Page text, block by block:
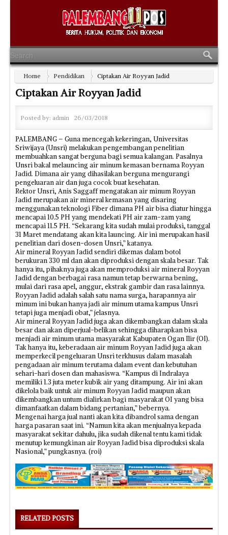
Home Pendidikan Ciptakan Air Royyan Jadid
Ciptakan Air Royyan Jadid
Posted by: admin 26/03/2018
PALEMBANG – Guna mencegah kekeringan, Universitas
Sriwijaya (Unsri) melakukan pengembangan penelitian
membuahkan sangat berguna bagi semua kalangan. Pasalnya
Unsri bakal melauncing air minum kemasan bernama Royyan
Jadid. Dimana air yang dihasilakan berguna mengurangi
pengeluaran air dan juga cocok buat kesehatan.
Rektor Unsri, Anis Saggaff mengatakan air minum Royyan
Jadid merupakan air mineral kemasan yang disaring
menggunakan teknologi Fiber dimana PH air bisa diatur hingga
mencapai 10.5 PH yang mendekati PH air zam-zam yang
mencapai 11.5 PH. “Sekarang kita sudah mulai produksi, tanggal
31 Maret mendatang akan kita launcing. Air ini merupakan hasil
penelitian dari dosen-dosen Unsri,” katanya.
Air mineral Royyan Jadid sendiri dikemas dalam botol
berukuran 330 ml dan akan diproduksi dengan skala besar. Tak
hanya itu, pihaknya juga akan memproduksi air mineral Royyan
Jadid dengan berbagai rasa namun tetap berwarna bening,
mulai dari rasa apel, anggur, ekstrak gambir dan rasa lainnya.
Royyan Jadid adalah salah satu nama surga, harapannya air
minum ini bukan hanya jadi air minum utama kampus Unsri
tetapi juga menjadi obat,” jelasnya.
Air mineral Royyan Jadid juga akan dikembangkan dalam skala
besar dan akan diperjual-belikan sehingga diharapkan bisa
menjadi air minum utama masyarakat Kabupaten Ogan Ilir (OI).
Tak hanya itu, keberadaan air minum Royyan Jadid juga akan
memperkecil pengeluaran Unsri terkhusus dalam masalah
pengadaan air minum terutama dalam event dan kebutuhan
sehari-hari dosen dan mahasiswa. “Kampus di Indralaya
memiliki 1.3 juta meter kubik air yang ditampung. Air ini akan
dikelola baik untuk air minum Royyan Jadid maupun akan
dikembangkan untum dialirkan bagi masyarakat OI yang bisa
dimanfaatkan dalam bidang pertanian,” bebernya.
Mengenai harga jual nanti akan kita dibandrol sama dengan
harga pasaran saat ini. “Namun kita akan menjualnya kepada
masyarakat sekitar dahulu, jika sudah dikenal tentu kami tidak
menutup kemungkinan air Royyan Jadid bisa diproduksi skala
Nasional,” pungkasnya. (roi)
RELATED POSTS